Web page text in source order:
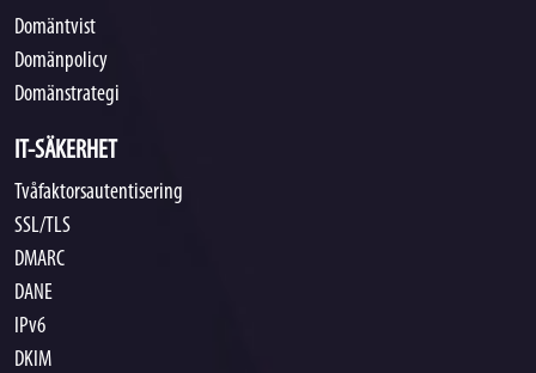
Domäntvist
Domänpolicy
Domänstrategi
IT-SÄKERHET
Tvåfaktorsautentisering
SSL/TLS
DMARC
DANE
IPv6
DKIM